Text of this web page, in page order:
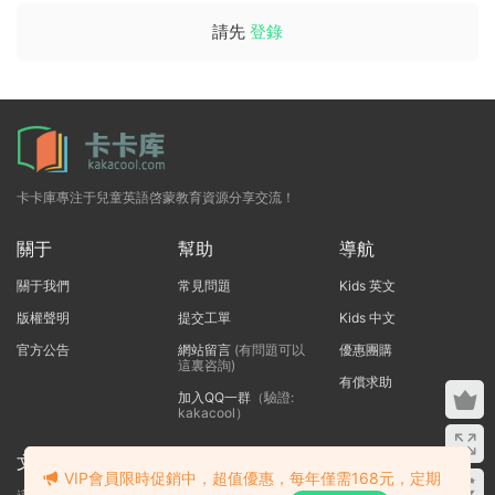
請先 登錄
卡卡庫專注于兒童英語啓蒙教育資源分享交流！
關于
關于我們
版權聲明
官方公告
幫助
常見問題
提交工單
網站留言(有問題可以
這裏咨詢)
加入QQ一群（驗證:
kakacool）
導航
Kids 英文
Kids 中文
優惠團購
有償求助
文本标題
VIP會員限時促銷中，超值優惠，每年僅需168元，定期